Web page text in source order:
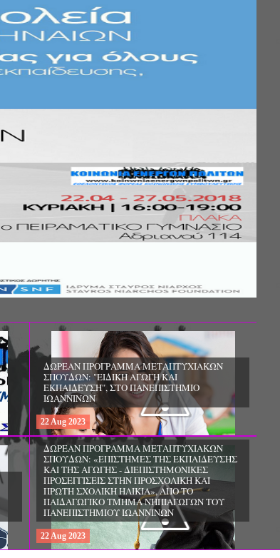
22Aug 2023
ΔΩΡΕΑΝ ΠΡΟΓΡΑΜΜΑ ΜΕΤΑΠΤΥΧΙΑΚΩΝ
ΣΠΟΥΔΩΝ: «ΕΠΙΣΤΗΜΕΣ ΤΗΣ ΑΓΩΓΗΣ -
ΘΕΩΡΙΑ ΚΑΙ ΕΦΑΡΜΟΓΕΣ», ΑΠΟ ΤΟ
ΠΑΝΕΠΙΣΤΗΜΙΟ ΚΡΗΤΗΣ
22Aug 2023